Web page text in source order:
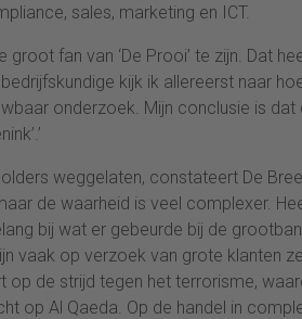
sales, marketing en ICT.
groot fan van ‘De Prooi’ te zijn. Dat
kijk ik allereerst naar
onderzoek. Mijn conclusie is
weggelaten, constateert De
de waarheid is veel complexer.
bij wat er gebeurde bij de
vaak op verzoek van grote klanten
op de strijd tegen het terrorisme,
op Al Qaeda. Op de handel in